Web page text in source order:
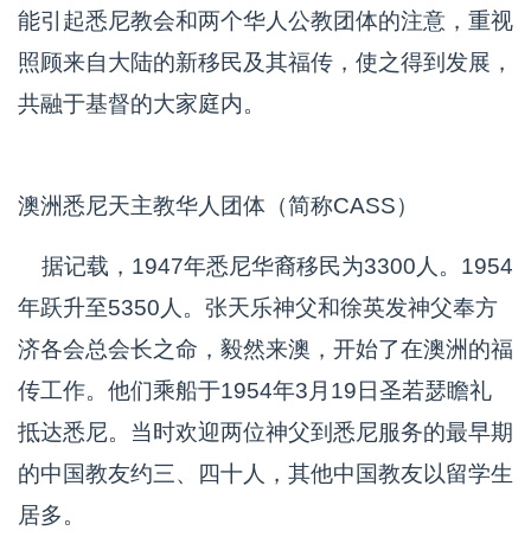
能引起悉尼教会和两个华人公教团体的注意，重视
照顾来自大陆的新移民及其福传，使之得到发展，
共融于基督的大家庭内。
澳洲悉尼天主教华人团体（简称CASS）
据记载，1947年悉尼华裔移民为3300人。1954
年跃升至5350人。张天乐神父和徐英发神父奉方
济各会总会长之命，毅然来澳，开始了在澳洲的福
传工作。他们乘船于1954年3月19日圣若瑟瞻礼
抵达悉尼。当时欢迎两位神父到悉尼服务的最早期
的中国教友约三、四十人，其他中国教友以留学生
居多。